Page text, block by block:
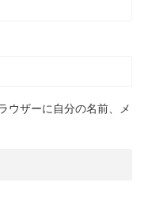
ウザーに自分の名前、メ